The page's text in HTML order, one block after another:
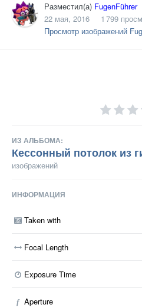
Разместил(а) FugenFührer
22 мая, 2016
1 799
Просмотр изображений
ИЗ АЛЬБОМА:
Кессонный потолок из
изображений
ИНФОРМАЦИЯ
Taken with
Focal Length
Exposure Time
f Aperture